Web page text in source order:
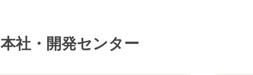
本社・開発センター